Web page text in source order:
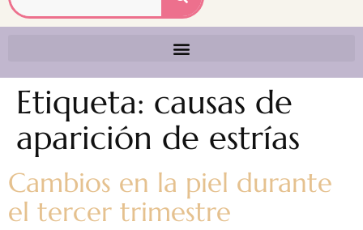
Etiqueta: causas de
aparición de estrías
Cambios en la piel durante
el tercer trimestre